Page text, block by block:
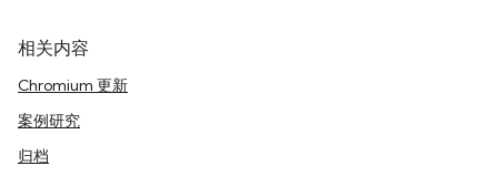
相关内容
Chromium 更新
案例研究
归档